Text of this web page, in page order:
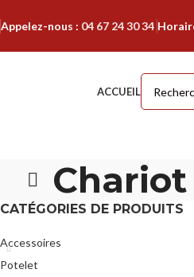
Appelez-nous : 04 67 24 30 34
ACCUEIL
Chariot
CATÉGORIES DE PRODUITS
Accessoires
Potelet